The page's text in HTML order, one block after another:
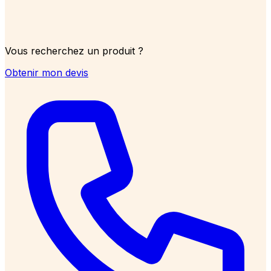
Vous recherchez un produit ?
Obtenir mon devis